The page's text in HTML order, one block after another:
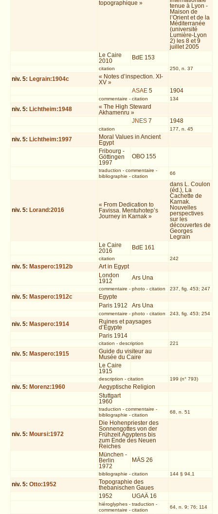
topographique »
tenue à Lyon -
Maison de
l’Orient et de la
Méditerranée
(université
Lumière-Lyon
2) les 8 et 9
juillet 2005
Le Caire
2010
BdE 153
citation 250, n. 37
niv. 5: Legrain:1904c
« Notes d’inspection. XI-
XV »
ASAE 5 1904
commentaire - citation 134
niv. 5: Lichtheim:1948
« The High Steward
Akhamenru »
JNES 7 1948
citation 177, n. 45
niv. 5: Lichtheim:1997
Moral Values in Ancient
Egypt
Fribourg -
Göttingen
1997
OBO 155
traduction - commentaire -
bibliographie - citation
66
niv. 5: Lorand:2016
« From Dedication to
Favissa. Mentuhotep’s
Journey in Karnak »
dans L. Coulon
(éd.), La
Cachette de
Karnak.
Nouvelles
perspectives
sur les
découvertes de
Georges
Legrain
Le Caire
2016
BdE 161
citation 242
niv. 5: Maspero:1912b
Art in Egypt
London
1912
Ars Una
commentaire - photo- citation 237, fig. 453; 247
niv. 5: Maspero:1912c
Egypte
Paris 1912
Ars Una
commentaire - photo- citation 243, fig. 453; 254
niv. 5: Maspero:1914
Ruines et paysages
d’Égypte
Paris 1914
citation - description 221
niv. 5: Maspero:1915
Guide du visiteur au
Musée du Caire
Le Caire
1915
description - citation 199 (n° 793)
niv. 5: Morenz:1960
Aegyptische Religion
Stuttgart
1960
traduction - commentaire -
bibliographie - citation
68, n. 51
niv. 5: Moursi:1972
Die Hohenpriester des
Sonnengottes von der
Frühzeit Ägyptens bis
zum Ende des Neuen
Reiches
München -
Berlin
1972
MÄS 26
bibliographie - citation 144 § 94,1
niv. 5:Otto:1952
Topographie des
thebanischen Gaues
1952
UGAÄ 16
hiéroglyphes- traduction -
commentaire - citation
64, n. 9; 76; 114